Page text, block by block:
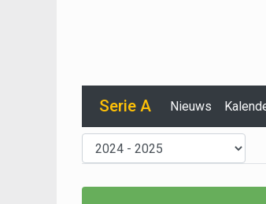
Serie A Nieuws